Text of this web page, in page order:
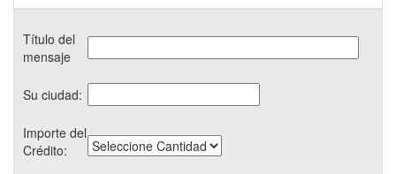
Título del
mensaje
Su ciudad:
Importe del
Crédito: